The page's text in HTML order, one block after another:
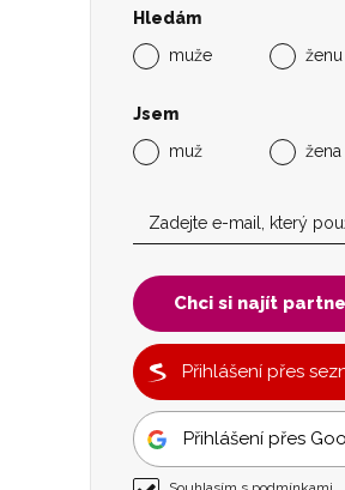
Hledám
muže
ženu
Jsem
muž
žena
Chci si najít
Přihlášení přes
Přihlášení přes